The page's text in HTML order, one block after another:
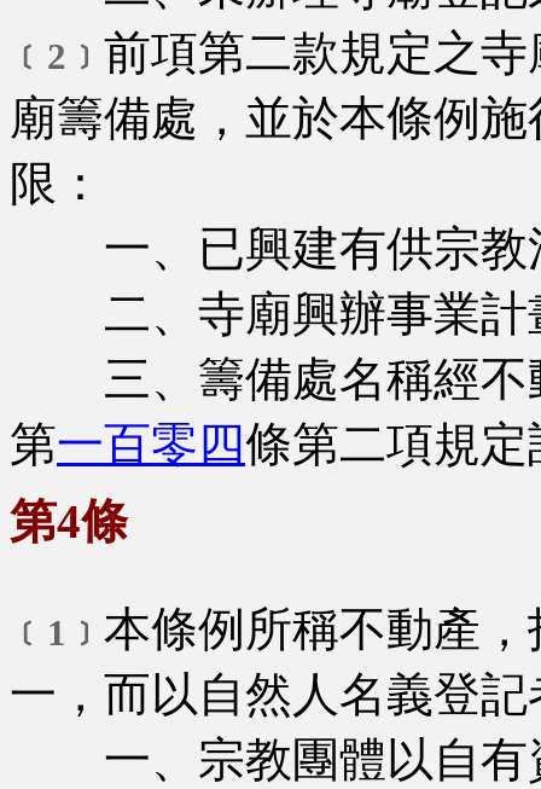
﹝2﹞ 前項第二款規定之
廟籌備處，並於本條例
限：
一、已興建有供宗教
二、寺廟興辦事業計
三、籌備處名稱經不
第一百零四條第二項規定
第4條
﹝1﹞ 本條例所稱不動產
一，而以自然人名義登記
一、宗教團體以自有